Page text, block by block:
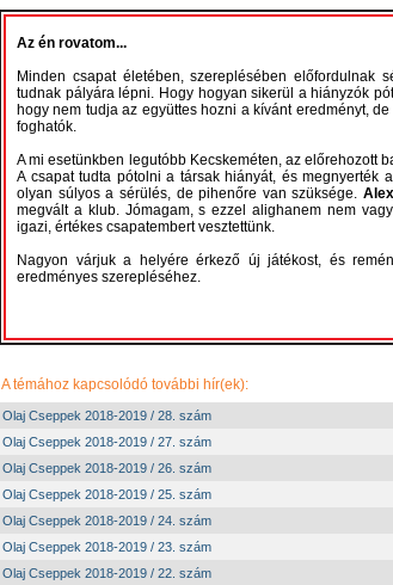
Az én rovatom...
Minden csapat életében, szereplésében előfordulnak
tudnak pályára lépni. Hogy hogyan sikerül a hiányzók
hogy nem tudja az együttes hozni a kívánt eredményt,
foghatók.
A mi esetünkben legutóbb Kecskeméten, az előrehozott
A csapat tudta pótolni a társak hiányát, és megnyerték
olyan súlyos a sérülés, de pihenőre van szüksége.
megvált a klub. Jómagam, s ezzel alighanem nem
igazi, értékes csapatembert vesztettünk.
Nagyon várjuk a helyére érkező új játékost, és
eredményes szerepléséhez.
A témához kapcsolódó további hír(ek):
Olaj Cseppek 2018-2019 / 28. szám
Olaj Cseppek 2018-2019 / 27. szám
Olaj Cseppek 2018-2019 / 26. szám
Olaj Cseppek 2018-2019 / 25. szám
Olaj Cseppek 2018-2019 / 24. szám
Olaj Cseppek 2018-2019 / 23. szám
Olaj Cseppek 2018-2019 / 22. szám